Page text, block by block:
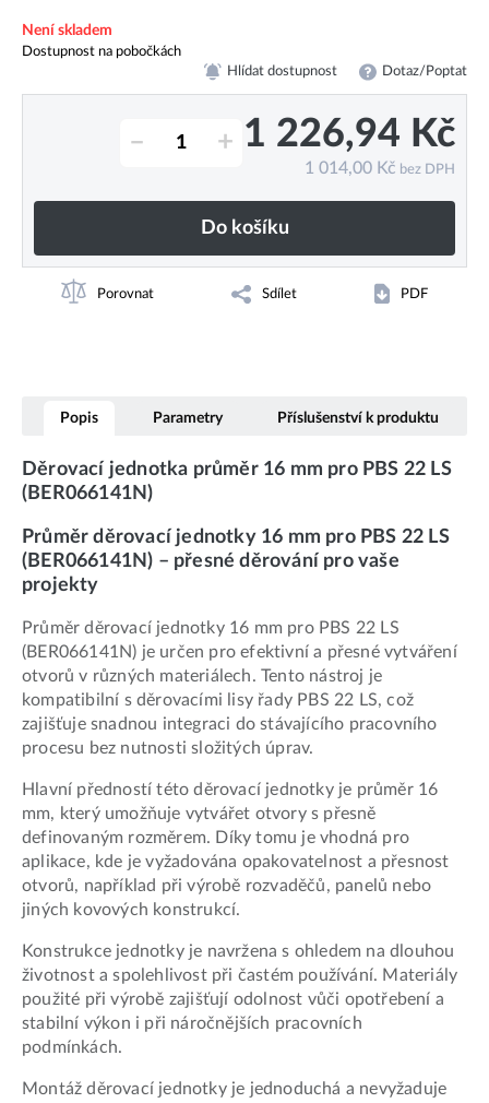
Není skladem
Dostupnost na pobočkách
Hlídat dostupnost Dotaz/Poptat
– + 1 226,94 Kč
1 014,00 Kč bez DPH
Do košíku
Porovnat Sdílet PDF
Popis Parametry Příslušenství k produktu
Děrovací jednotka průměr 16 mm pro PBS 22 LS
(BER066141N)
Průměr děrovací jednotky 16 mm pro PBS 22 LS
(BER066141N) – přesné děrování pro vaše
projekty
Průměr děrovací jednotky 16 mm pro PBS 22 LS
(BER066141N) je určen pro efektivní a přesné vytváření
otvorů v různých materiálech. Tento nástroj je
kompatibilní s děrovacími lisy řady PBS 22 LS, což
zajišťuje snadnou integraci do stávajícího pracovního
procesu bez nutnosti složitých úprav.
Hlavní předností této děrovací jednotky je průměr 16
mm, který umožňuje vytvářet otvory s přesně
definovaným rozměrem. Díky tomu je vhodná pro
aplikace, kde je vyžadována opakovatelnost a přesnost
otvorů, například při výrobě rozvaděčů, panelů nebo
jiných kovových konstrukcí.
Konstrukce jednotky je navržena s ohledem na dlouhou
životnost a spolehlivost při častém používání. Materiály
použité při výrobě zajišťují odolnost vůči opotřebení a
stabilní výkon i při náročnějších pracovních
podmínkách.
Montáž děrovací jednotky je jednoduchá a nevyžaduje